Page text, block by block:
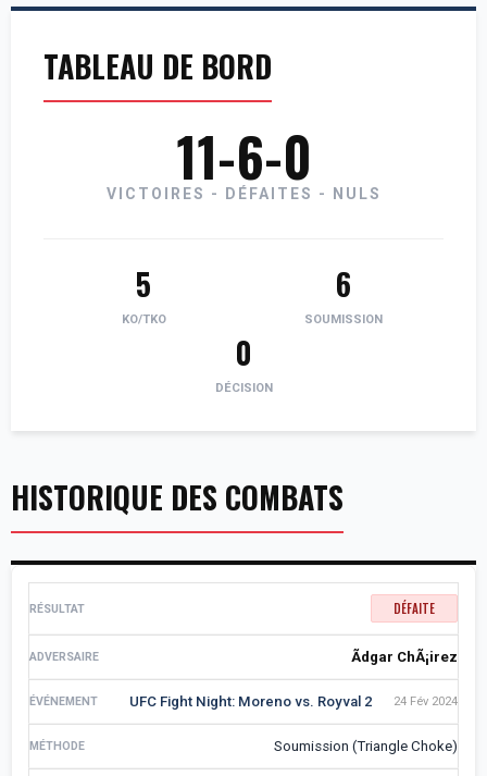
TABLEAU DE BORD
11-6-0
VICTOIRES - DÉFAITES - NULS
5
KO/TKO
6
SOUMISSION
0
DÉCISION
HISTORIQUE DES COMBATS
DÉFAITE
Ãdgar ChÃ¡irez
UFC Fight Night: Moreno vs. Royval 2 24 Fév 2024
Soumission (Triangle Choke)